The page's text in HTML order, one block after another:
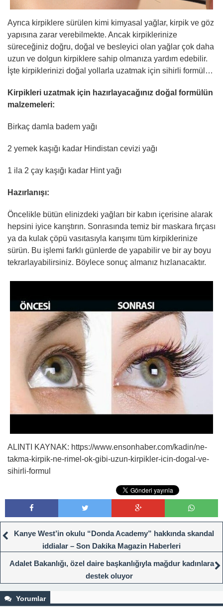
Ayrıca kirpiklere sürülen kimi kimyasal yağlar, kirpik ve göz
yapısına zarar verebilmekte. Ancak kirpiklerinize
süreceğiniz doğru, doğal ve besleyici olan yağlar çok daha
uzun ve dolgun kirpiklere sahip olmanıza yardım edebilir.
İşte kirpiklerinizi doğal yollarla uzatmak için sihirli formül…
Kirpikleri uzatmak için hazırlayacağınız doğal formülün
malzemeleri:
Birkaç damla badem yağı
2 yemek kaşığı kadar Hindistan cevizi yağı
1 ila 2 çay kaşığı kadar Hint yağı
Hazırlanışı:
Öncelikle bütün elinizdeki yağları bir kabın içerisine alarak
hepsini iyice karıştırın. Sonrasında temiz bir maskara fırçası
ya da kulak çöpü vasıtasıyla karışımı tüm kirpiklerinize
sürün. Bu işlemi farklı günlerde de yapabilir ve bir ay boyu
tekrarlayabilirsiniz. Böylece sonuç almanız hızlanacaktır.
ALINTI KAYNAK: https://www.ensonhaber.com/kadin/ne-
takma-kirpik-ne-rimel-ok-gibi-uzun-kirpikler-icin-dogal-ve-
sihirli-formul
Kanye West’in okulu “Donda Academy” hakkında skandal
iddialar – Son Dakika Magazin Haberleri
Adalet Bakanlığı, özel daire başkanlığıyla mağdur kadınlara
destek oluyor
Yorumlar